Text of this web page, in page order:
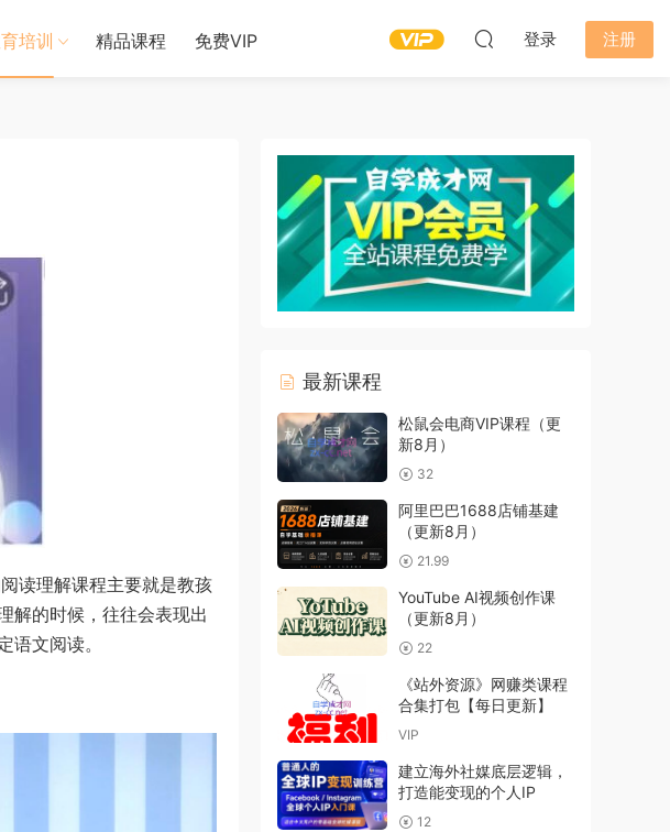
培训 精品课程 免费VIP 登录 注册
读理解课程主要就是教孩
解的时候，往往会表现出
文阅读。
最新课程
松鼠会电商VIP课程（更
新8月）
32
阿里巴巴1688店铺基建
（更新8月）
21.99
YouTube AI视频创作课
（更新8月）
22
《站外资源》网赚类课程
合集打包【每日更新】
VIP
建立海外社媒底层逻辑，
打造能变现的个人IP
12